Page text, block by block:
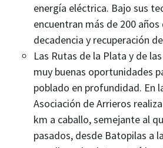
energía eléctrica. Bajo sus
encuentran más de 200
decadencia y recuperación
Las Rutas de la Plata y de
muy buenas oportunidades
poblado en profundidad. En
Asociación de Arrieros
km a caballo, semejante al
pasados, desde Batopilas a